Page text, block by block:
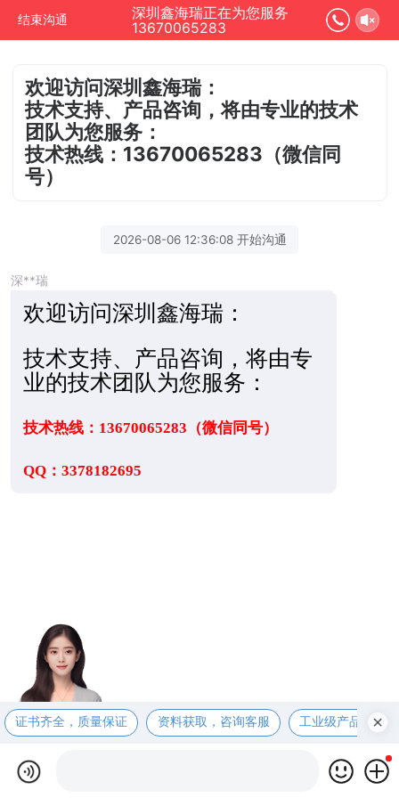
结束沟通
深圳鑫海瑞正在为您服务
13670065283
欢迎访问深圳鑫海瑞：
技术支持、产品咨询，将由专业的技术
团队为您服务：
技术热线：13670065283（微信同
号）
2026-08-06 12:36:08 开始沟通
深**瑞
欢迎访问深圳鑫海瑞：
技术支持、产品咨询，将由专
业的技术团队为您服务：
技术热线：13670065283（微信同号）
QQ：3378182695
证书齐全，质量保证 资料获取，咨询客服 工业级产品，售